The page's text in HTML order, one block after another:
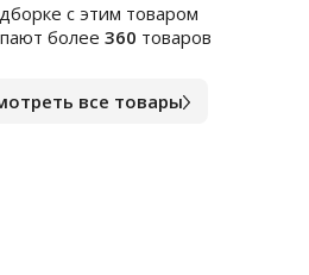
к1564553
100 листов, С-89
c этим товаром
более 360 товаров
все товары